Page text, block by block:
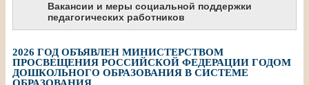
Вакансии и меры социальной поддержки
педагогических работников
2026 ГОД ОБЪЯВЛЕН МИНИСТЕРСТВОМ
ПРОСВЕЩЕНИЯ РОССИЙСКОЙ ФЕДЕРАЦИИ ГОДОМ
ДОШКОЛЬНОГО ОБРАЗОВАНИЯ В СИСТЕМЕ